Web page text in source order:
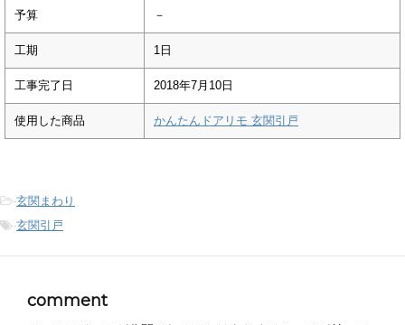
予算 －
工期 1日
工事完了日 2018年7月10日
使用した商品 かんたんドアリモ 玄関引戸
-玄関まわり
-玄関引戸
comment